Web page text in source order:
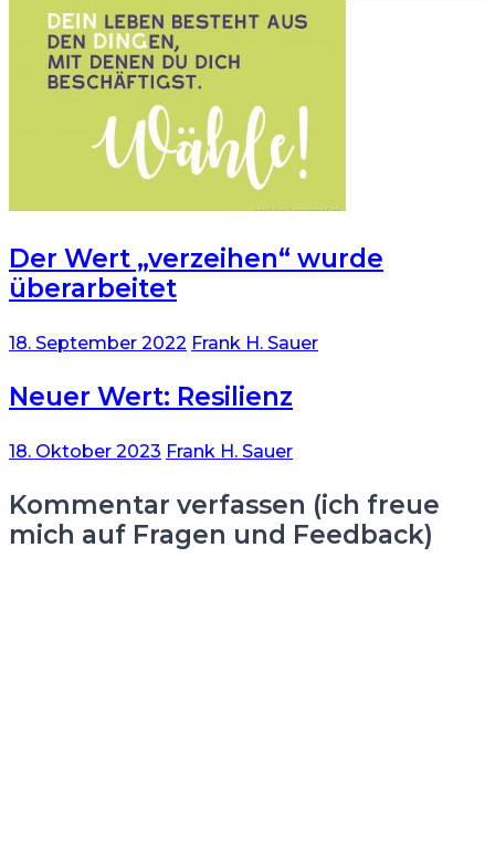
Der Wert „verzeihen“ wurde
überarbeitet
18. September 2022 Frank H. Sauer
Neuer Wert: Resilienz
18. Oktober 2023 Frank H. Sauer
Kommentar verfassen (ich freue
mich auf Fragen und Feedback)